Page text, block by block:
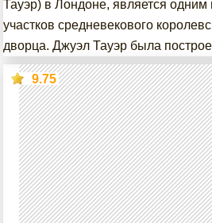
Тауэр) в Лондоне, является одним
участков средневекового
дворца. Джуэл Тауэр была
9.75